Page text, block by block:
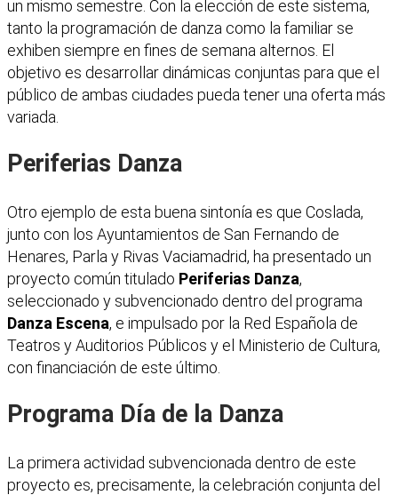
un mismo semestre. Con la elección de este sistema,
tanto la programación de danza como la familiar se
exhiben siempre en fines de semana alternos. El
objetivo es desarrollar dinámicas conjuntas para que el
público de ambas ciudades pueda tener una oferta más
variada.
Periferias Danza
Otro ejemplo de esta buena sintonía es que Coslada,
junto con los Ayuntamientos de San Fernando de
Henares, Parla y Rivas Vaciamadrid, ha presentado un
proyecto común titulado Periferias Danza,
seleccionado y subvencionado dentro del programa
Danza Escena, e impulsado por la Red Española de
Teatros y Auditorios Públicos y el Ministerio de Cultura,
con financiación de este último.
Programa Día de la Danza
La primera actividad subvencionada dentro de este
proyecto es, precisamente, la celebración conjunta del